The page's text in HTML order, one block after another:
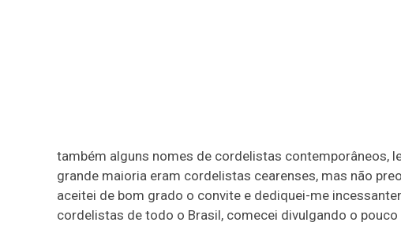
também alguns nomes de cordelistas contemporâneos,
grande maioria eram cordelistas cearenses, mas não
aceitei de bom grado o convite e dediquei-me
cordelistas de todo o Brasil, comecei divulgando o